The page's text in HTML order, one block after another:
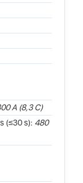
A (8,3 C)
(≤30 s): 480